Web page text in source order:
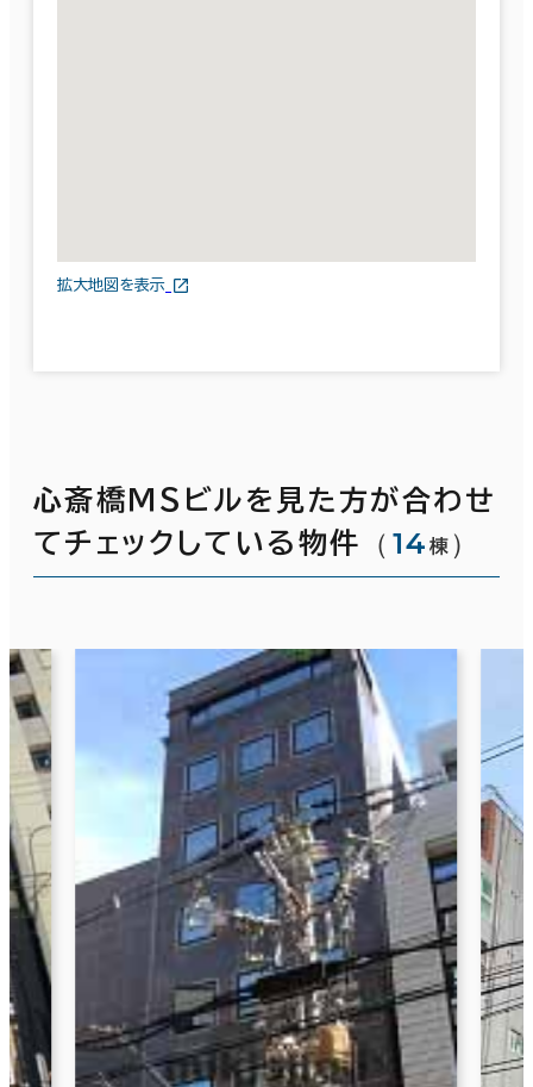
拡大地図を表示
心斎橋ＭＳビルを見た方が合わせ
てチェックしている物件
（ 14 棟 ）